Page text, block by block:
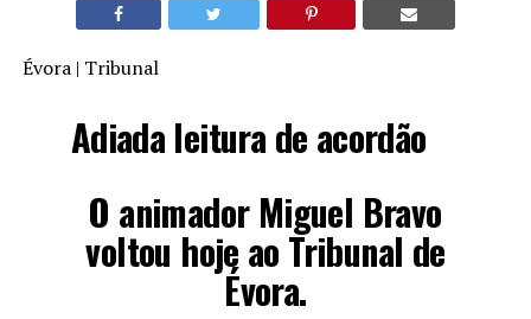
Évora | Tribunal
Adiada leitura de acordão
O animador Miguel Bravo
voltou hoje ao Tribunal de
Évora.